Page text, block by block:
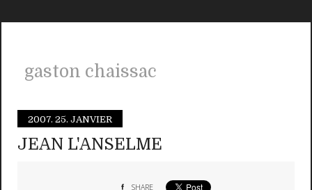
gaston chaissac
2007. 25. JANVIER
JEAN L'ANSELME
SHARE